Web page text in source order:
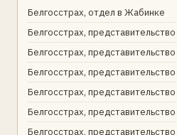
Белгосстрах, отдел в Жабинке
Белгосстрах,
Белгосстрах,
Белгосстрах, представительство
Белгосстрах,
Белгосстрах,
Белгосстрах,